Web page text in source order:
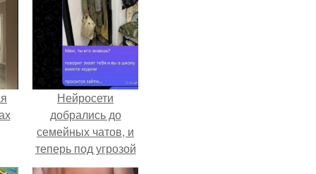
Нейросети
добрались до
семейных чатов, и
теперь под угрозой
мамины нервы.